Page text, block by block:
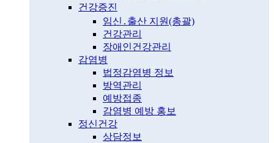
건강증진
임신․출산 지원(총괄)
건강관리
장애인건강관리
감염병
법정감염병 정보
방역관리
예방접종
감염병 예방 홍보
정신건강
상담정보